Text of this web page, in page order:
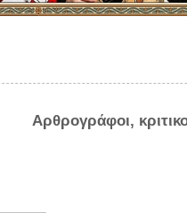
Αρθρογράφοι,